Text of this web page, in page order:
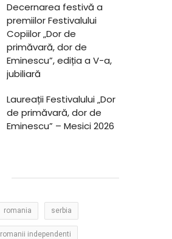
Decernarea festivă a
premiilor Festivalului
Copiilor „Dor de
primăvară, dor de
Eminescu”, ediția a V-a,
jubiliară
Laureații Festivalului „Dor
de primăvară, dor de
Eminescu” – Mesici 2026
romania serbia
romanii independenti